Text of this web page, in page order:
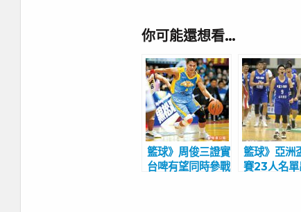
你可能還想看…
籃球》周俊三證實
台啤有望同時參戰
籃球》亞洲
賽23人名單